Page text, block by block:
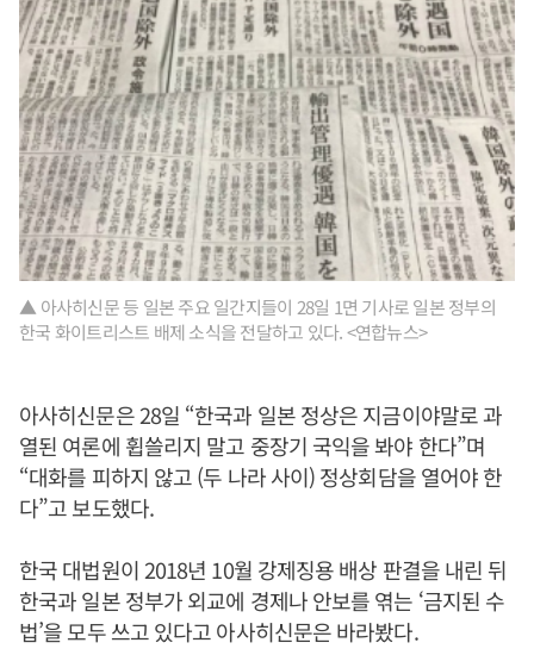
▲ 아사히신문 등 일본 주요 일간지들이 28일 1면 기사로 일본 정부의
한국 화이트리스트 배제 소식을 전달하고 있다. <연합뉴스>
아사히신문은 28일 “한국과 일본 정상은 지금이야말로 과
열된 여론에 휩쓸리지 말고 중장기 국익을 봐야 한다”며
“대화를 피하지 않고 (두 나라 사이) 정상회담을 열어야 한
다”고 보도했다.
한국 대법원이 2018년 10월 강제징용 배상 판결을 내린 뒤
한국과 일본 정부가 외교에 경제나 안보를 엮는 ‘금지된 수
법’을 모두 쓰고 있다고 아사히신문은 바라봤다.